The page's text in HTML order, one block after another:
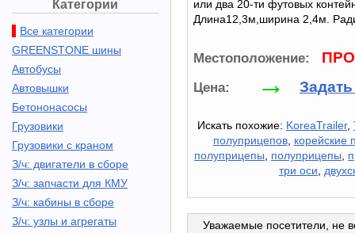
Категории
Все категории
GREENSTONE шины
Автобусы
Автовышки
Бетононасосы
Грузовики
Грузовики с краном
З/ч: двигатели в сборе
З/ч: запчасти для КМУ
З/ч: кабины в сборе
З/ч: узлы и агрегаты
или два 20-ти футовых
Длина12,3м,ширина 2,4м.
Местоположение:
Цена: →
Искать похожие: KoreaTrailer,
полуприцепов, корейские
полуприцепы, полуприцепы,
три оси,
Уважаемые посетители, не